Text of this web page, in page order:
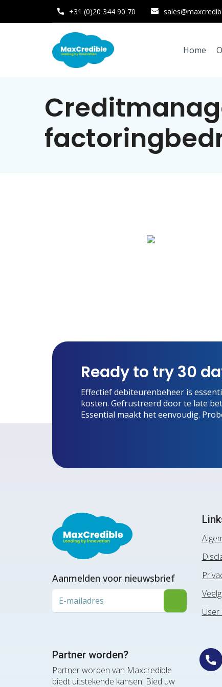
+31 (0)20 344 90 70
Home
Ready to try 30
Effectief debiteurenbeheer is
kosten. Gefrustreerd door te late
Essential maakt het eenvoudig.
Aanmelden voor nieuwsbrief
User
Partner worden?
Partner worden van Maxcredible
biedt uitstekende kansen. Bied uw